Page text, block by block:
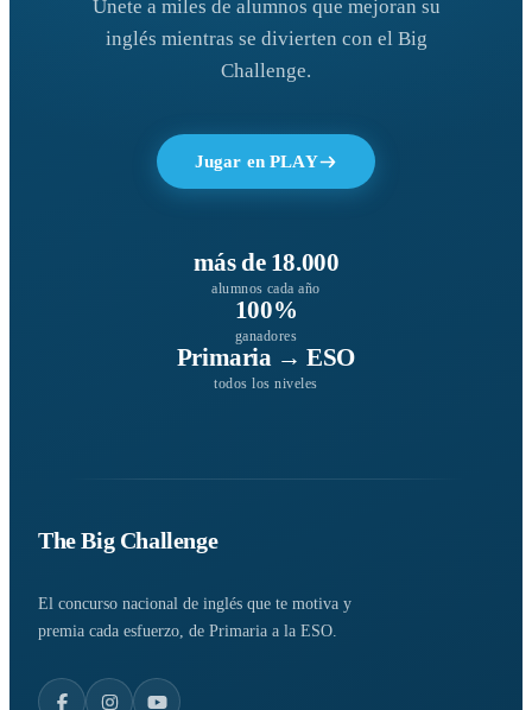
Únete a miles de alumnos que mejoran su
inglés mientras se divierten con el Big
Challenge.
Jugar en PLAY
más de 18.000
alumnos cada año
100%
ganadores
Primaria → ESO
todos los niveles
The Big Challenge
El concurso nacional de inglés que te motiva y
premia cada esfuerzo, de Primaria a la ESO.